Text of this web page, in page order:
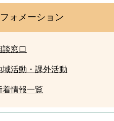
ォメーション
談窓口
域活動・課外活動
着情報一覧